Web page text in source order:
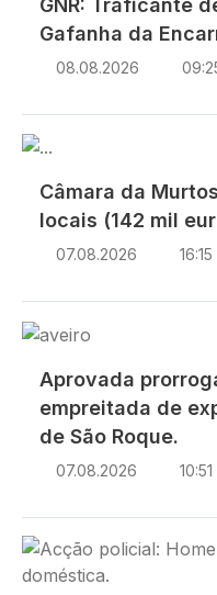
Gafanha da
08.08.2026
Imagem
Câmara da
locais (142 mil
07.08.2026 16:15
Imagem
Aprovada
empreitada de
de São Roque.
07.08.2026 10:51
Imagem